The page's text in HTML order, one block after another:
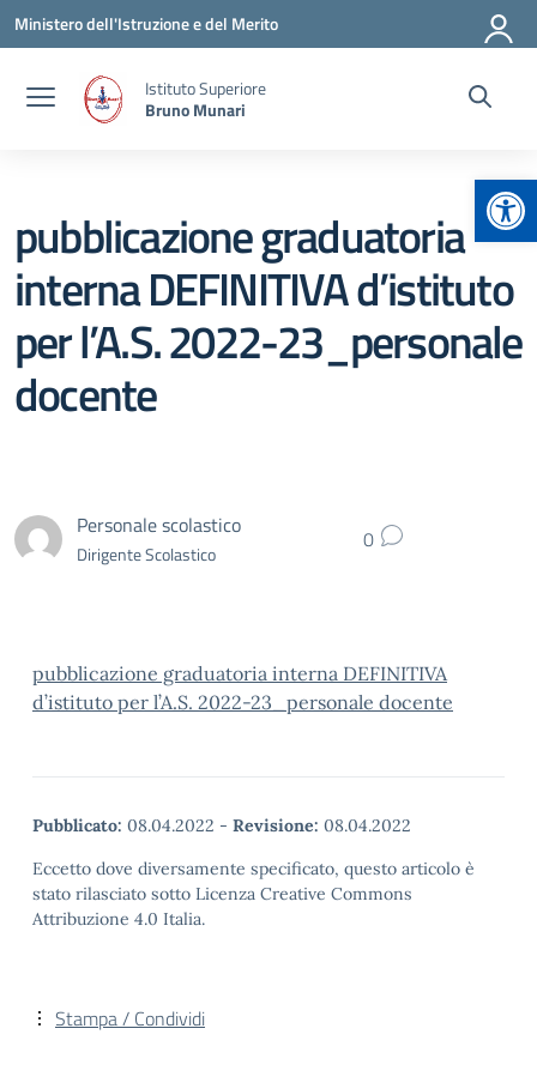
Vai ai contenuti
Vai al menu di navigazione
Vai al footer
Ministero dell'Istruzione e del Merito
Istituto Superiore
Bruno Munari
pubblicazione graduatoria
interna DEFINITIVA d’istituto
per l’A.S. 2022-23_personale
docente
Personale scolastico
Dirigente Scolastico 0
pubblicazione graduatoria interna DEFINITIVA
d’istituto per l’A.S. 2022-23_personale docente
Pubblicato: 08.04.2022 - Revisione: 08.04.2022
Eccetto dove diversamente specificato, questo articolo è
stato rilasciato sotto Licenza Creative Commons
Attribuzione 4.0 Italia.
Stampa / Condividi